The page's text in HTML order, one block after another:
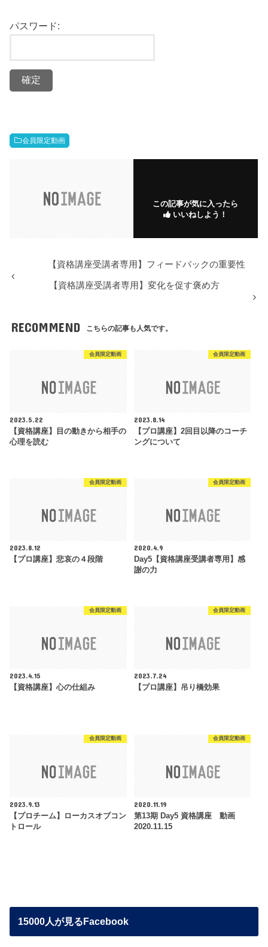
パスワード:
会員限定動画
この記事が気に入ったら
いいねしよう！
【資格講座受講者専用】フィードバックの重要性
【資格講座受講者専用】変化を促す褒め方
RECOMMEND こちらの記事も人気です。
会員限定動画
2023.5.22
【資格講座】目の動きから相手の
心理を読む
会員限定動画
2023.8.14
【プロ講座】2回目以降のコーチ
ングについて
会員限定動画
2023.8.12
【プロ講座】悲哀の４段階
会員限定動画
2020.4.9
Day5【資格講座受講者専用】感
謝の力
会員限定動画
2023.4.15
【資格講座】心の仕組み
会員限定動画
2023.7.24
【プロ講座】吊り橋効果
会員限定動画
2023.9.13
【プロチーム】ローカスオブコン
トロール
会員限定動画
2020.11.19
第13期 Day5 資格講座 動画
2020.11.15
15000人が見るFacebook